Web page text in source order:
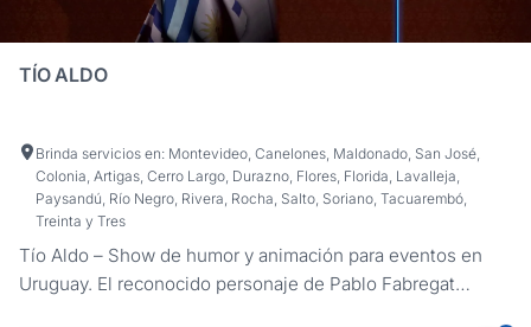
TÍO ALDO
Brinda servicios en: Montevideo, Canelones, Maldonado, San José,
Colonia, Artigas, Cerro Largo, Durazno, Flores, Florida, Lavalleja,
Paysandú, Río Negro, Rivera, Rocha, Salto, Soriano, Tacuarembó,
Treinta y Tres
Tío Aldo – Show de humor y animación para eventos en
Uruguay. El reconocido personaje de Pablo Fabregat